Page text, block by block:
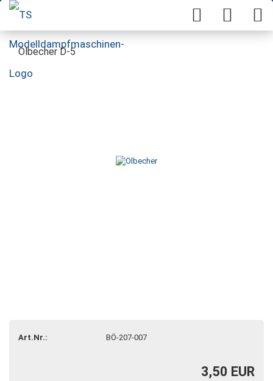
Ölbecher D-5
Art.Nr.: BÖ-207-007
3,50 EUR